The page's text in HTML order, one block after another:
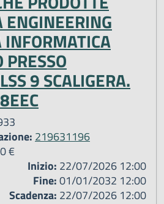
ENGINEERING
INFORMATICA
PRESSO
9 SCALIGERA.
219631196
€
Inizio: 22/07/2026 12:00
Fine:01/01/2032 12:00
Scadenza: 22/07/2026 12:00